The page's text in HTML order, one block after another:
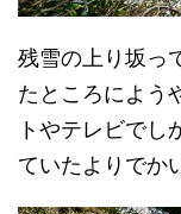
残雪の上り坂っ
たところによう
トやテレビでし
ていたよりでか